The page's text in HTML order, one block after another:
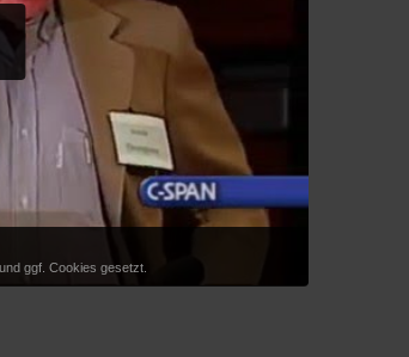
ggf. Cookies gesetzt.